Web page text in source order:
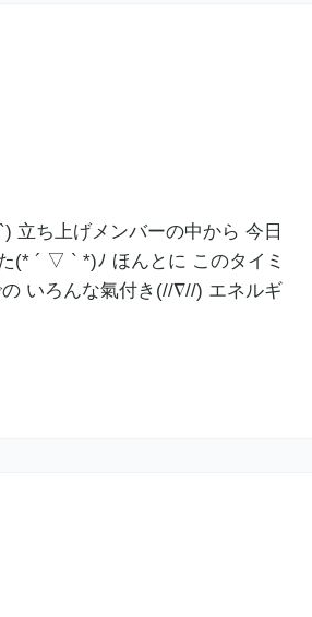
立ち上げメンバーの中から 今日
(* ´ ▽ ` *)ﾉ ほんとに このタイミ
いろんな氣付き(//∇//) エネルギ